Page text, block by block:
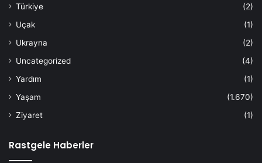
Türkiye
(2)
Uçak
(1)
Ukrayna
(2)
Uncategorized
(4)
Yardım
(1)
Yaşam
(1.670)
Ziyaret
(1)
Rastgele Haberler